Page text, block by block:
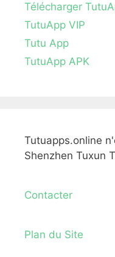
Télécharger
TutuApp VIP
Tutu App
TutuApp APK
Tutuapps.online
Shenzhen Tuxun
Contacter
Plan du Site